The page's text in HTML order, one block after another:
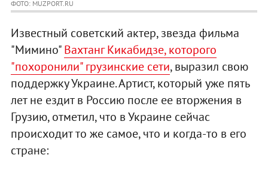
ФОТО: MUZPORT.RU
Известный советский актер, звезда фильма
"Мимино"Вахтанг Кикабидзе, которого
"похоронили" грузинские сети, выразил свою
поддержку Украине. Артист, который уже пять
лет не ездит в Россию после ее вторжения в
Грузию, отметил, что в Украине сейчас
происходит то же самое, что и когда-то в его
стране: